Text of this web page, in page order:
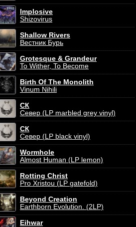
Implosive
Shizovirus
Shallow Rivers
Вестник Бурь
Grotesque & Grandeur
To Wither, To Become
Birth Of The Monolith
Vinum Nihili
СК
Север (LP marbled grey vinyl)
СК
Север (LP black vinyl)
Wormhole
Almost Human (LP lemon)
Rotting Christ
Pro Xristou (LP gatefold)
Beyond Creation
Earthborn Evolution. (2LP)
Eihwar